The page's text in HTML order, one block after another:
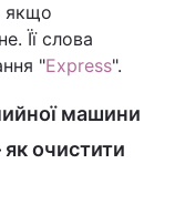
якщо
Її слова
"Express".
машини
очистити